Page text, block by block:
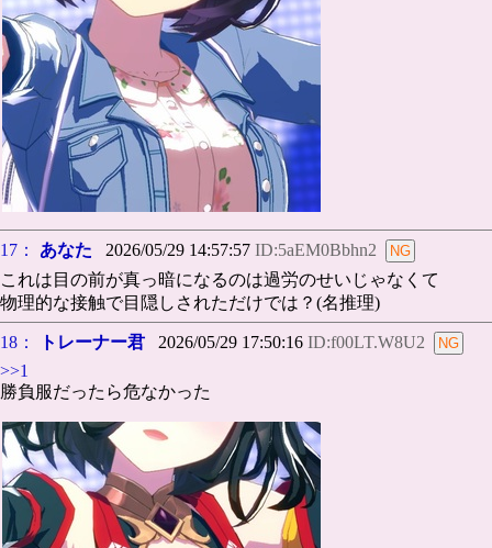
17： あなた 2026/05/29 14:57:57 ID:5aEM0Bbhn2
これは目の前が真っ暗になるのは過労のせいじゃなくて
物理的な接触で目隠しされただけでは？(名推理)
18： トレーナー君 2026/05/29 17:50:16 ID:f00LT.W8U2
>>1
勝負服だったら危なかった